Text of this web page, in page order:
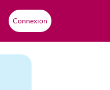
Connexion